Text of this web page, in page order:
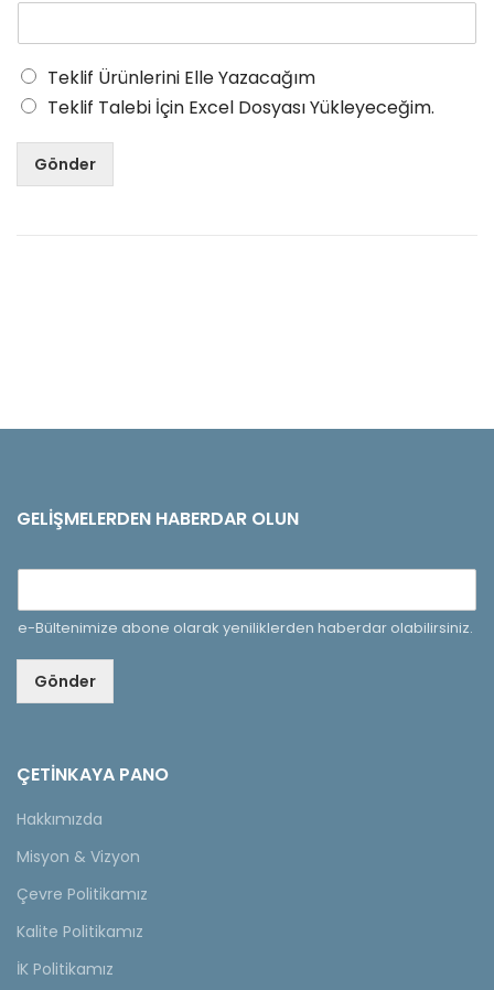
Teklif Ürünlerini Elle Yazacağım
Teklif Talebi İçin Excel Dosyası Yükleyeceğim.
Gönder
GELIŞMELERDEN HABERDAR OLUN
e-Bültenimize abone olarak yeniliklerden haberdar olabilirsiniz.
Gönder
ÇETINKAYA PANO
Hakkımızda
Misyon & Vizyon
Çevre Politikamız
Kalite Politikamız
İK Politikamız